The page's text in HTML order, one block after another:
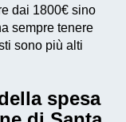
dai 1800€ sino
sempre tenere
sono più alti
spesa